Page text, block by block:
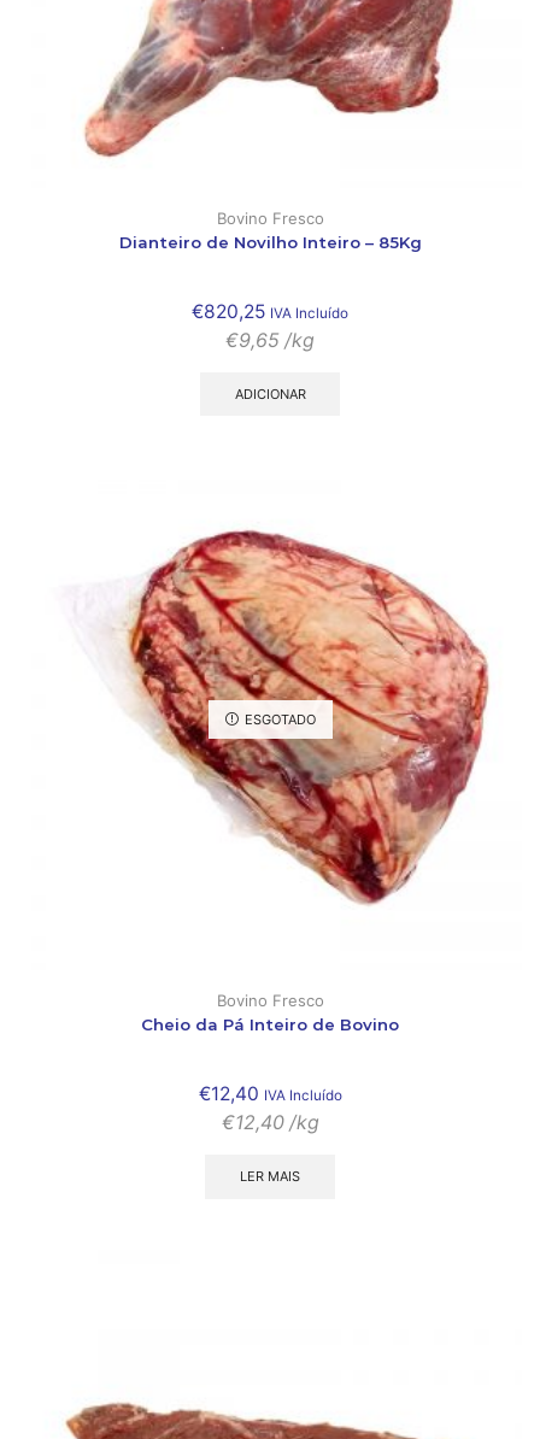
Bovino Fresco
Dianteiro de Novilho Inteiro – 85Kg
€820,25 IVA Incluído
€9,65 /kg
ADICIONAR
ESGOTADO
Bovino Fresco
Cheio da Pá Inteiro de Bovino
€12,40 IVA Incluído
€12,40 /kg
LER MAIS